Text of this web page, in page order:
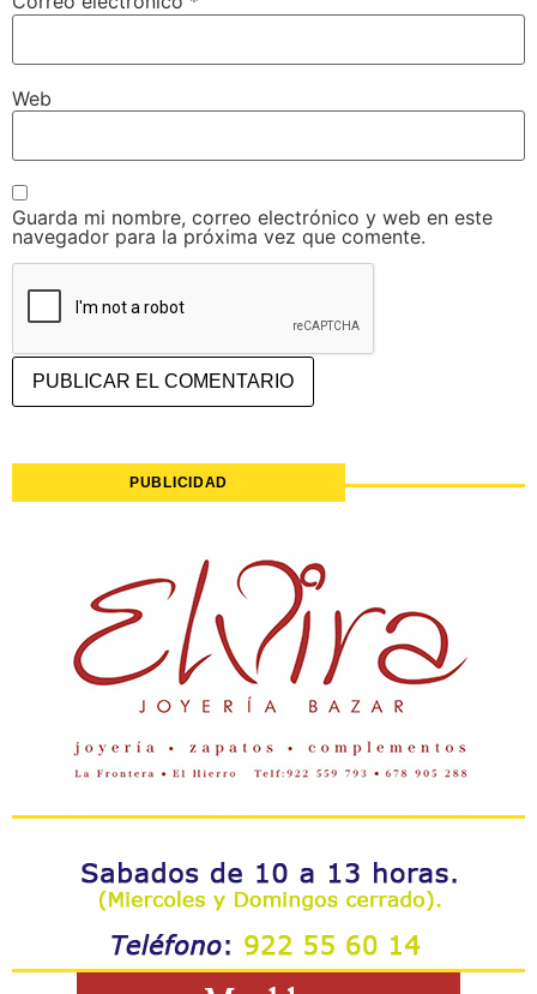
Web
Guarda mi nombre, correo electrónico y web en este
navegador para la próxima vez que comente.
PUBLICIDAD